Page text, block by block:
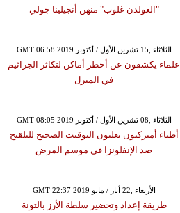
"الغولدن غلوب" منهن أنجيلينا جولي
GMT 06:58 2019 الثلاثاء ,15 تشرين الأول / أكتوبر
علماء يكشفون عن أخطر أماكن لتكاثر الجراثيم
في المنزل
GMT 08:05 2019 الثلاثاء ,08 تشرين الأول / أكتوبر
أطباء أميركيون يعلنون التوقيت الصحيح للتلقيح
ضد الإنفلونزا في موسم المرض
GMT 22:37 2019 الأربعاء ,22 أيار / مايو
طريقة إعداد وتحضير سلطة الأرز بالتونة